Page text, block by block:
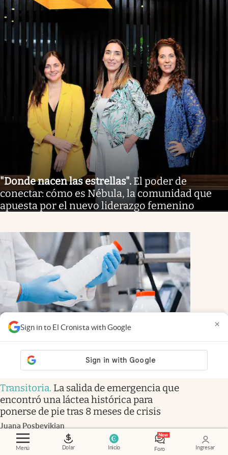
Menú Dolar Inicio Foro Ingresar
Sign in to El Cronista with Google ×
"Donde nacen las estrellas". El poder de
conectar: cómo es Nébula, la comunidad que
apuesta por el nuevo liderazgo femenino
Transitoria. La salida de emergencia que
encontró una láctea histórica para
ponerse de pie tras 8 meses de crisis
Juana Posbeyikian
Members